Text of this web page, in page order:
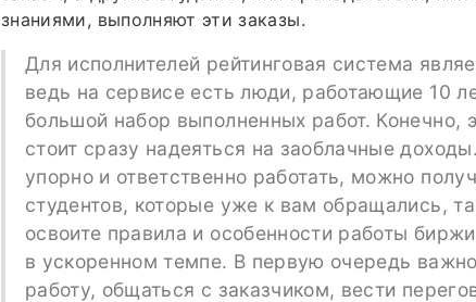
знаниями, выполняют эти заказы.
Для исполнителей рейтинговая система
ведь на сервисе есть люди, работающие 10
большой набор выполненных работ. Конечно,
стоит сразу надеяться на заоблачные
упорно и ответственно работать, можно
студентов, которые уже к вам обращались,
освоите правила и особенности работы
в ускоренном темпе. В первую очередь
работу, общаться с заказчиком, вести